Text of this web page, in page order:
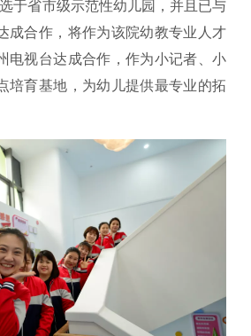
于省市级示范性幼儿园，并且已与
成合作，将作为该院幼教专业人才
电视台达成合作，作为小记者、小
培育基地，为幼儿提供最专业的拓